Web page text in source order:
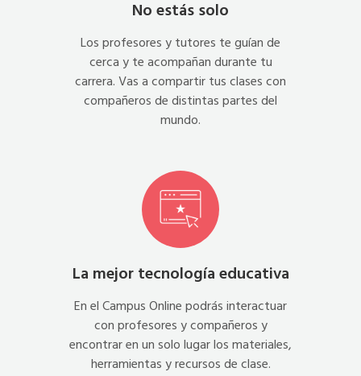
No estás solo
Los profesores y tutores te guían de
cerca y te acompañan durante tu
carrera. Vas a compartir tus clases con
compañeros de distintas partes del
mundo.
La mejor tecnología educativa
En el Campus Online podrás interactuar
con profesores y compañeros y
encontrar en un solo lugar los materiales,
herramientas y recursos de clase.